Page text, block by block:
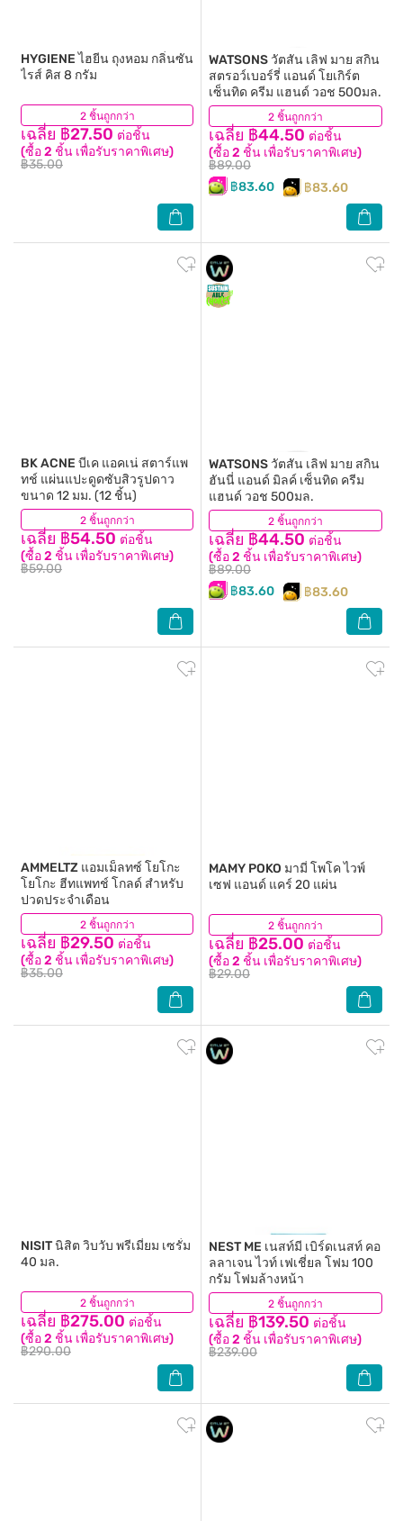
2 ชิ้นถูกกว่า
HYGIENEไฮยีน ถุงหอม กลิ่นซัน
ไรส์ คิส 8 กรัม
เฉลี่ย ฿27.50 ต่อชิ้น
(ซื้อ 2 ชิ้น เพื่อรับราคาพิเศษ)
฿35.00
(2) 2 ชิ้นถูกกว่า
WATSONS วัตสัน เลิฟ มาย สกิน
สตรอว์เบอร์รี่ แอนด์ โยเกิร์ต
เซ็นทิด ครีม แฮนด์ วอช 500มล.
เฉลี่ย ฿44.50 ต่อชิ้น
(ซื้อ 2 ชิ้น เพื่อรับราคาพิเศษ)
฿89.00
฿83.60
฿83.60
(60)
2 ชิ้นถูกกว่า
BK ACNE บีเค แอคเน่ สตาร์แพ
ทช์ แผ่นแปะดูดซับสิวรูปดาว
ขนาด 12 มม. (12 ชิ้น)
เฉลี่ย ฿54.50 ต่อชิ้น
(ซื้อ 2 ชิ้น เพื่อรับราคาพิเศษ)
฿59.00
(71) 2 ชิ้นถูกกว่า
WATSONS วัตสัน เลิฟ มาย สกิน
ฮันนี่ แอนด์ มิลค์ เซ็นทิด ครีม
แฮนด์ วอช 500มล.
เฉลี่ย ฿44.50 ต่อชิ้น
(ซื้อ 2 ชิ้น เพื่อรับราคาพิเศษ)
฿89.00
฿83.60
฿83.60
(46)
2 ชิ้นถูกกว่า
AMMELTZ แอมเม็ลทซ์ โยโกะ
โยโกะ ฮีทแพทช์ โกลด์ สำหรับ
ปวดประจำเดือน
เฉลี่ย ฿29.50 ต่อชิ้น
(ซื้อ 2 ชิ้น เพื่อรับราคาพิเศษ)
฿35.00
(35) 2 ชิ้นถูกกว่า
MAMY POKO มามี่ โพโค ไวพ์
เซฟ แอนด์ แคร์ 20 แผ่น
เฉลี่ย ฿25.00 ต่อชิ้น
(ซื้อ 2 ชิ้น เพื่อรับราคาพิเศษ)
฿29.00
(47)
2 ชิ้นถูกกว่า
NISITนิสิต วิบวับ พรีเมี่ยม เซรั่ม
40 มล.
เฉลี่ย ฿275.00 ต่อชิ้น
(ซื้อ 2 ชิ้น เพื่อรับราคาพิเศษ)
฿290.00
(19) 2 ชิ้นถูกกว่า
NEST ME เนสท์มี เบิร์ดเนสท์ คอ
ลลาเจน ไวท์ เฟเชี่ยล โฟม 100
กรัม โฟมล้างหน้า
เฉลี่ย ฿139.50 ต่อชิ้น
(ซื้อ 2 ชิ้น เพื่อรับราคาพิเศษ)
฿239.00
(30)